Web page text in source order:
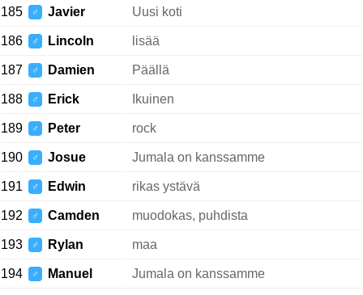
185 ♂ Javier Uusi koti
186 ♂ Lincoln lisää
187 ♂ Damien Päällä
188 ♂ Erick Ikuinen
189 ♂ Peter rock
190 ♂ Josue Jumala on kanssamme
191 ♂ Edwin rikas ystävä
192 ♂ Camden muodokas, puhdista
193 ♂ Rylan maa
194 ♂ Manuel Jumala on kanssamme